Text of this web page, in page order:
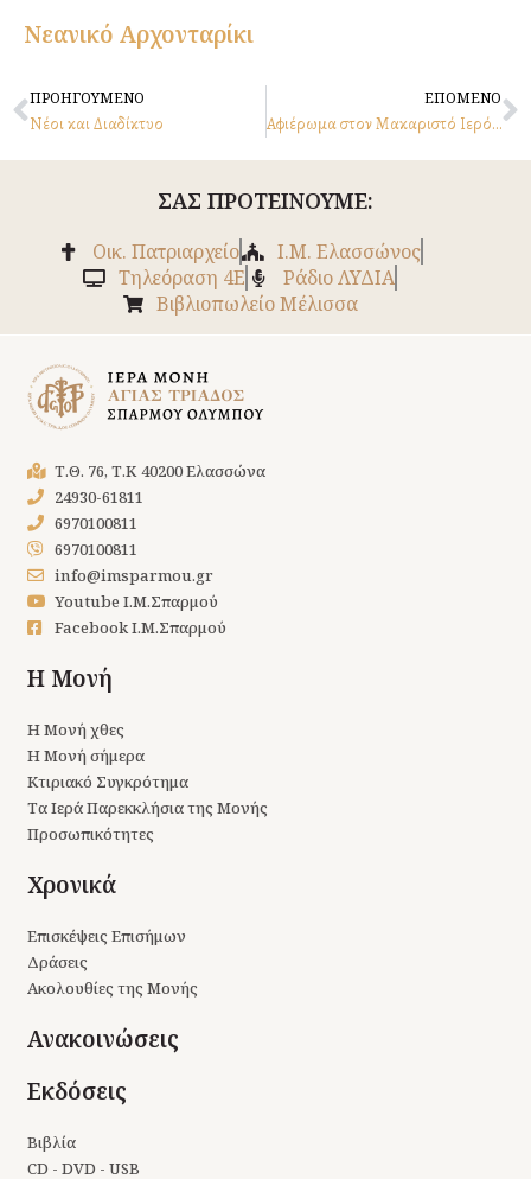
Nεανικό Αρχονταρίκι
Prev
ΠΡΟΗΓΟΥΜΕΝΟ
Νέοι και Διαδίκτυο
ΕΠΟΜΕΝΟ
Αφιέρωμα στον Μακαριστό Ιερόμοναχο π. Χριστοφόρο Παπανικολάου
ΣΑΣ ΠΡΟΤΕΙΝΟΥΜΕ:
Οικ. Πατριαρχείο
Ι.Μ. Ελασσώνος
Tηλεόραση 4Ε
Ράδιο ΛΥΔΙΑ
Βιβλιοπωλείο Μέλισσα
Τ.Θ. 76, Τ.Κ 40200 Ελασσώνα
24930-61811
6970100811
6970100811
info@imsparmou.gr
Youtube Ι.Μ.Σπαρμού
Facebook Ι.Μ.Σπαρμού
Η Μονή
Η Μονή χθες
Η Μονή σήμερα
Κτιριακό Συγκρότημα
Τα Ιερά Παρεκκλήσια της Μονής
Προσωπικότητες
Χρονικά
Επισκέψεις Επισήμων
Δράσεις
Ακολουθίες της Μονής
Ανακοινώσεις
Εκδόσεις
Βιβλία
CD - DVD - USB